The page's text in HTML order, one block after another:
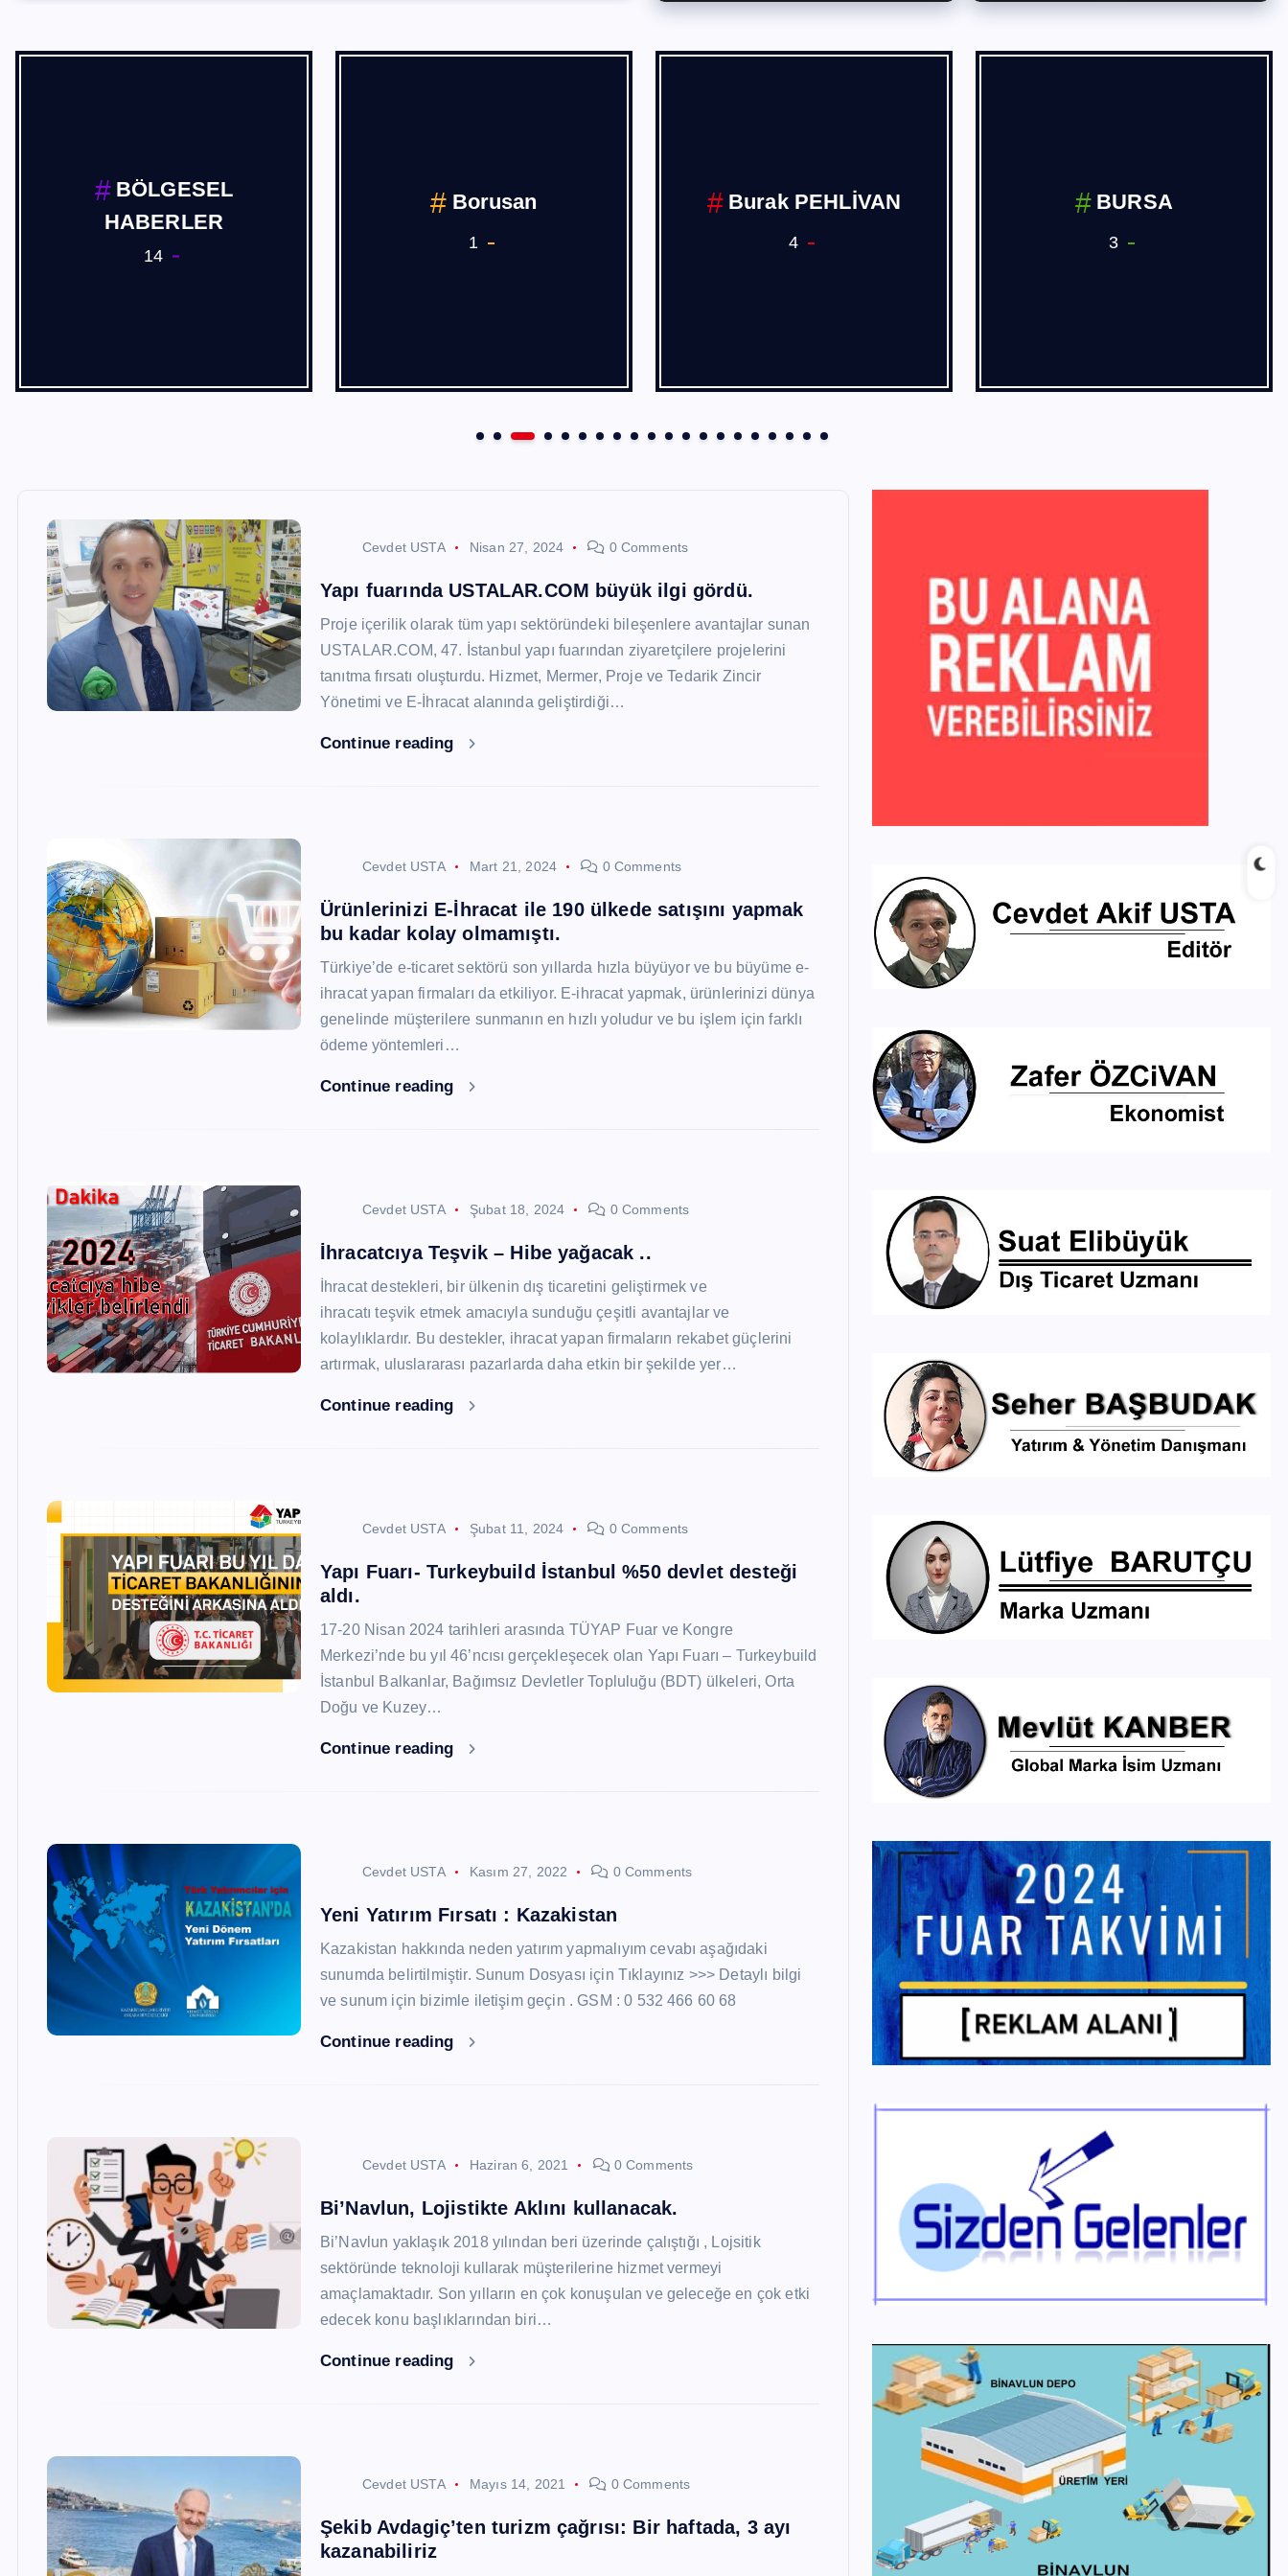
BÖLGESEL
HABERLER
14
Borusan
1
Burak PEHLİVAN
4
BURSA
3
Cevdet USTA Nisan 27, 2024 0 Comments
Yapı fuarında USTALAR.COM büyük ilgi gördü.
Proje içerilik olarak tüm yapı sektöründeki bileşenlere avantajlar sunan
USTALAR.COM, 47. İstanbul yapı fuarından ziyaretçilere projelerini
tanıtma fırsatı oluşturdu. Hizmet, Mermer, Proje ve Tedarik Zincir
Yönetimi ve E-İhracat alanında geliştirdiği…
Continue reading
Cevdet USTA Mart 21, 2024 0 Comments
Ürünlerinizi E-İhracat ile 190 ülkede satışını yapmak
bu kadar kolay olmamıştı.
Türkiye’de e-ticaret sektörü son yıllarda hızla büyüyor ve bu büyüme e-
ihracat yapan firmaları da etkiliyor. E-ihracat yapmak, ürünlerinizi dünya
genelinde müşterilere sunmanın en hızlı yoludur ve bu işlem için farklı
ödeme yöntemleri…
Continue reading
Cevdet USTA Şubat 18, 2024 0 Comments
İhracatcıya Teşvik – Hibe yağacak ..
İhracat destekleri, bir ülkenin dış ticaretini geliştirmek ve
ihracatı teşvik etmek amacıyla sunduğu çeşitli avantajlar ve
kolaylıklardır. Bu destekler, ihracat yapan firmaların rekabet güçlerini
artırmak, uluslararası pazarlarda daha etkin bir şekilde yer…
Continue reading
Cevdet USTA Şubat 11, 2024 0 Comments
Yapı Fuarı- Turkeybuild İstanbul %50 devlet desteği
aldı.
17-20 Nisan 2024 tarihleri arasında TÜYAP Fuar ve Kongre
Merkezi’nde bu yıl 46’ncısı gerçekleşecek olan Yapı Fuarı – Turkeybuild
İstanbul Balkanlar, Bağımsız Devletler Topluluğu (BDT) ülkeleri, Orta
Doğu ve Kuzey…
Continue reading
Cevdet USTA Kasım 27, 2022 0 Comments
Yeni Yatırım Fırsatı : Kazakistan
Kazakistan hakkında neden yatırım yapmalıyım cevabı aşağıdaki
sunumda belirtilmiştir. Sunum Dosyası için Tıklayınız >>> Detaylı bilgi
ve sunum için bizimle iletişim geçin . GSM : 0 532 466 60 68
Continue reading
Cevdet USTA Haziran 6, 2021 0 Comments
Bi’Navlun, Lojistikte Aklını kullanacak.
Bi’Navlun yaklaşık 2018 yılından beri üzerinde çalıştığı , Lojsitik
sektöründe teknoloji kullarak müşterilerine hizmet vermeyi
amaçlamaktadır. Son yılların en çok konuşulan ve geleceğe en çok etki
edecek konu başlıklarından biri…
Continue reading
Cevdet USTA Mayıs 14, 2021 0 Comments
Şekib Avdagiç’ten turizm çağrısı: Bir haftada, 3 ayı
kazanabiliriz